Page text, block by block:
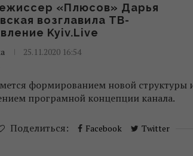
«Плюсов» Дарья
возглавила ТВ-
Kyiv.Live
25.11.2020 16:54
формированием новой структуры
програмной концепции канала.
Поделиться: Facebook Twitter